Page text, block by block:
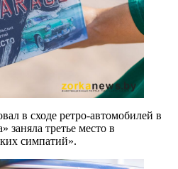
в сходе ретро-автомобилей в
заняла третье место в
симпатий».